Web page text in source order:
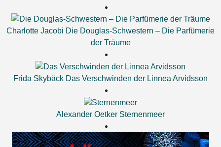
Charlotte Jacobi Die Douglas-Schwestern – Die Parfümerie
der Träume
Frida Skybäck Das Verschwinden der Linnea Arvidsson
Alexander Oetker Sternenmeer